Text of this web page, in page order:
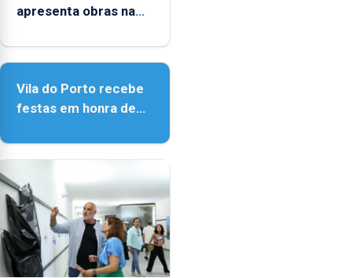
apresenta obras na
Porto
Vila do Porto recebe
festas em honra de
Assunção